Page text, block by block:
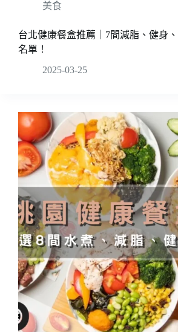
美食
台北健康餐盒推薦｜7間減脂、健身
名單！
2025-03-25